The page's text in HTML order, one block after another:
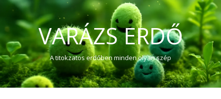
VARÁZS ERDŐ
A titokzatos erdőben minden olyan szép